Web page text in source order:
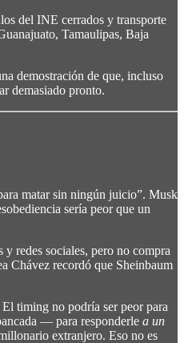
del INE cerrados y transporte
Tamaulipas, Baja
demostración de que, incluso
demasiado pronto.
matar sin ningún juicio”. Musk
sería peor que un
redes sociales, pero no compra
Chávez recordó que Sheinbaum
timing no podría ser peor para
— para responderle a un
extranjero. Eso no es